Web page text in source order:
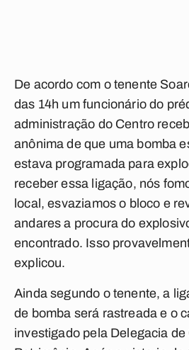
De acordo com o tenente
das 14h um funcionário do
administração do Centro
anônima de que uma bomba
estava programada para
receber essa ligação, nós
local, esvaziamos o bloco e
andares a procura do
encontrado. Isso
explicou.
Ainda segundo o tenente, a
de bomba será rastreada e o
investigado pela Delegacia